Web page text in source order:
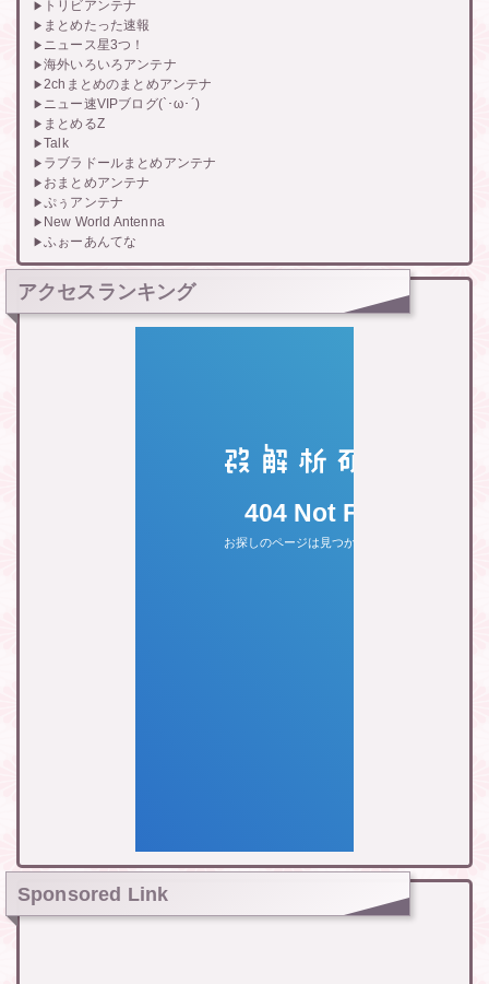
トリビアンテナ
まとめたった速報
ニュース星3つ！
海外いろいろアンテナ
2chまとめのまとめアンテナ
ニュー速VIPブログ(`･ω･´)
まとめるZ
Talk
ラブラドールまとめアンテナ
おまとめアンテナ
ぷぅアンテナ
New World Antenna
ふぉーあんてな
アクセスランキング
Sponsored Link